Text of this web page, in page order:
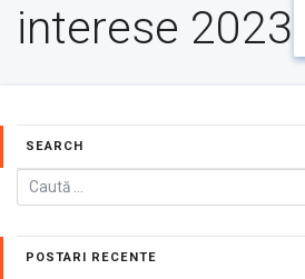
interese 2023
SEARCH
POSTARI RECENTE